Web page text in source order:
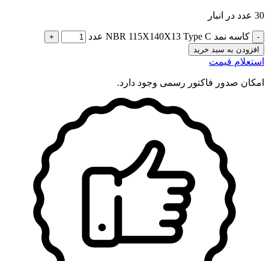
30 عدد در انبار
کاسه نمد NBR 115X140X13 Type C عدد
افزودن به سبد خرید
استعلام قیمت
امکان صدور فاکتور رسمی وجود دارد.